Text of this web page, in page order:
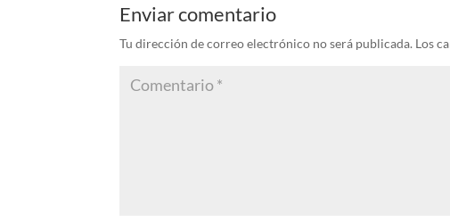
Enviar comentario
Tu dirección de correo electrónico no será publicada. Los